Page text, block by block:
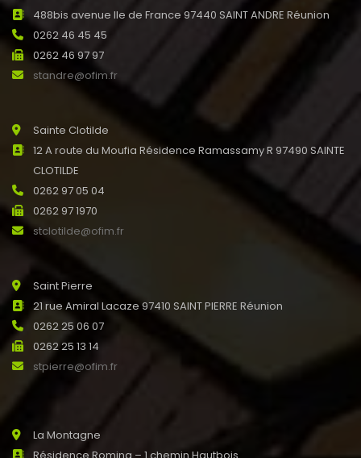
488bis avenue Ile de France 97440 SAINT ANDRE Réunion
0262 46 45 45
0262 46 97 97
standre@ofim.fr
Sainte Clotilde
12 A route du Moufia Résidence Ramassamy R 97490 SAINTE
CLOTILDE
0262 97 05 04
0262 97 1970
stclotilde@ofim.fr
Saint Pierre
21 rue Amiral Lacaze 97410 SAINT PIERRE Réunion
0262 25 06 07
0262 25 13 14
stpierre@ofim.fr
La Montagne